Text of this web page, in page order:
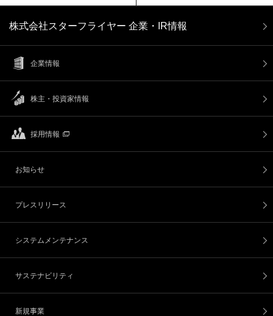
株式会社スターフライヤー 企業・IR情報
企業情報
株主・投資家情報
採用情報
お知らせ
プレスリリース
システムメンテナンス
サステナビリティ
新規事業